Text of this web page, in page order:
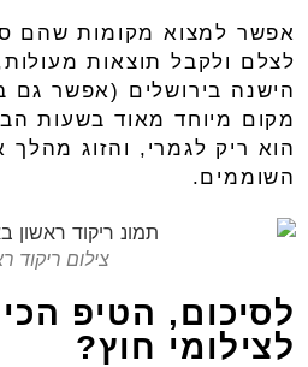
אפשר למצוא מקומות שהם
לצלם ולקבל תוצאות
הישנה בירושלים (אפשר גם
מקום מיוחד מאוד בשעות
הוא ריק לגמרי, והזוג מהלך
השוממים.
צילום ריקוד
לסיכום, הטיפ
לצילומי חוץ?